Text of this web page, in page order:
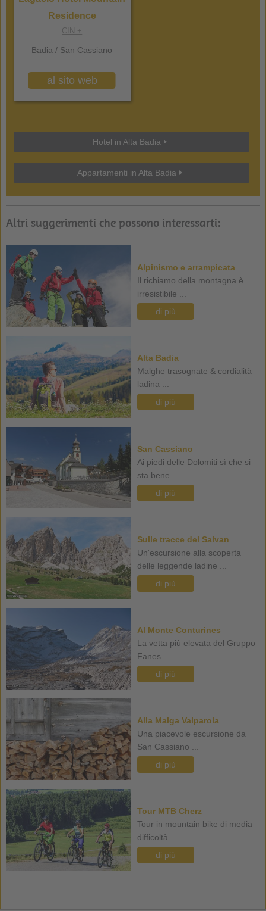
Residence
CIN +
Badia / San Cassiano
al sito web
Hotel in Alta Badia
Appartamenti in Alta Badia
Altri suggerimenti che possono interessarti:
Alpinismo e arrampicata
Il richiamo della montagna è
irresistibile ...
di più
Alta Badia
Malghe trasognate & cordialità
ladina ...
di più
San Cassiano
Ai piedi delle Dolomiti sì che si
sta bene ...
di più
Sulle tracce del Salvan
Un'escursione alla scoperta
delle leggende ladine ...
di più
Al Monte Conturines
La vetta più elevata del Gruppo
Fanes ...
di più
Alla Malga Valparola
Una piacevole escursione da
San Cassiano ...
di più
Tour MTB Cherz
Tour in mountain bike di media
difficoltà ...
di più